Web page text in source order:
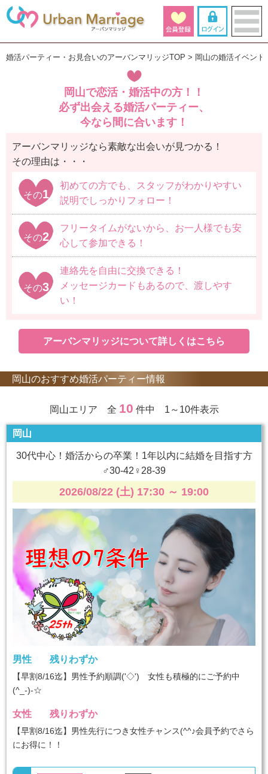
婚活パーティー・お見合いのアーバンマリッジTOP 岡山の婚活イベント
岡山で恋活・婚活中の方！！
必ず出会える婚活パーティー、
今なら間に合います！
アーバンマリッジなら素敵な出会いが見つかる！
その理由は・・・
その1
初めての方でも、スタッフがわかりやすい
説明でしっかりフォロー！
その2
フリータイムがないから、お一人様でも安
心して参加できる！
その3
連絡先を自由に交換できる！
メッセージカードもあるので、渡しやす
い！
アーバンマリッジについて詳しくはこちら
岡山のおすすめ婚活パーティー情報
岡山エリア 全 10 件中 1～10件表示
岡山
30代中心！婚活からの卒業！1年以内に結婚を目指す方
♂30-42♀28-39
2026/08/22 (土) 17:30 ～ 19:00
男性 残りわずか
【早割8/16迄】男性予約順調('◇')ゞ女性も積極的にご予約中
(^_-)-☆
女性 残りわずか
【早割8/16迄】男性先行につき女性チャンス(^^♪会員予約でさら
にお得に！！